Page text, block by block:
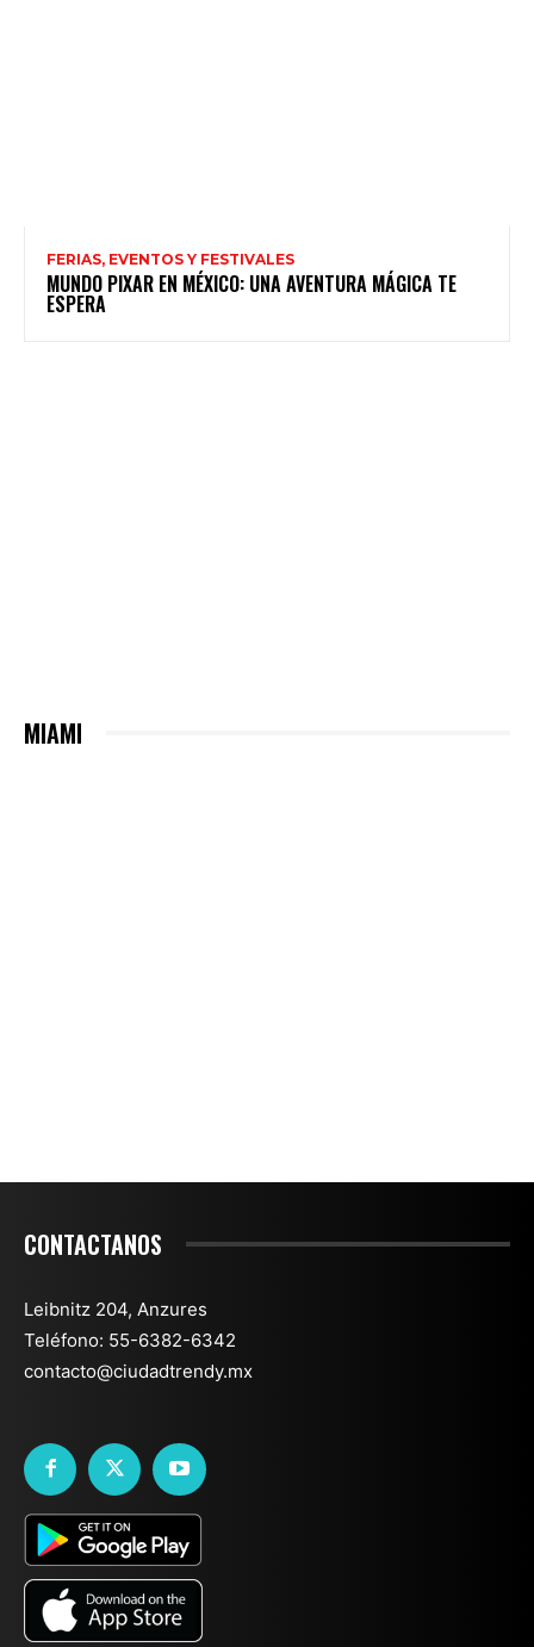
FERIAS, EVENTOS Y FESTIVALES
MUNDO PIXAR EN MÉXICO: UNA AVENTURA MÁGICA TE
ESPERA
MIAMI
CONTACTANOS
Leibnitz 204, Anzures
Teléfono: 55-6382-6342
contacto@ciudadtrendy.mx